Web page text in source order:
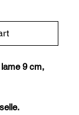
9 cm,